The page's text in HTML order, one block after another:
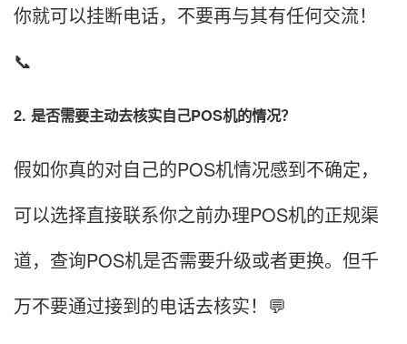
你就可以挂断电话，不要再与其有任何交流！
📞
2. 是否需要主动去核实自己POS机的情况？
假如你真的对自己的POS机情况感到不确定，
可以选择直接联系你之前办理POS机的正规渠
道，查询POS机是否需要升级或者更换。但千
万不要通过接到的电话去核实！💬